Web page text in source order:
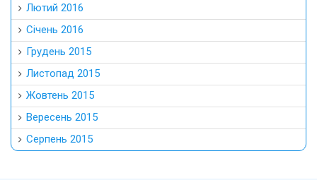
Лютий 2016
Січень 2016
Грудень 2015
Листопад 2015
Жовтень 2015
Вересень 2015
Серпень 2015